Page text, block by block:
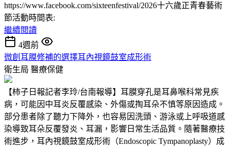
https://www.facebook.com/sixteenfestival/2026十六歲正青春藝術
節活動時間表:
繼續閱讀
4週前
微創耳膜修補的選擇耳內視鏡鼓室成形術
衛生局 醫療保健
【柿子日報記者李玲/台南報導】耳膜穿孔是耳鼻喉科常見疾
病，可能因中耳炎反覆感染、外傷或掏耳朵不慎等原因造成。
部分患者除了聽力下降外，也容易因洗頭、游泳或上呼吸道感
染導致耳朵反覆發炎、耳漏，影響日常生活品質。隨著醫療技
術進步，耳內視鏡鼓室成形術（Endoscopic Tympanoplasty）成